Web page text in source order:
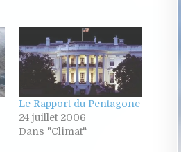
Le Rapport du Pentagone
24 juillet 2006
Dans "Climat"